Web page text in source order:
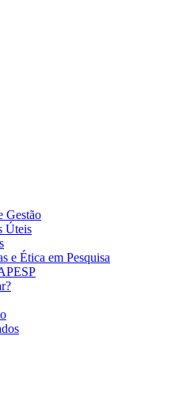
Gestão
Úteis
e Ética em Pesquisa